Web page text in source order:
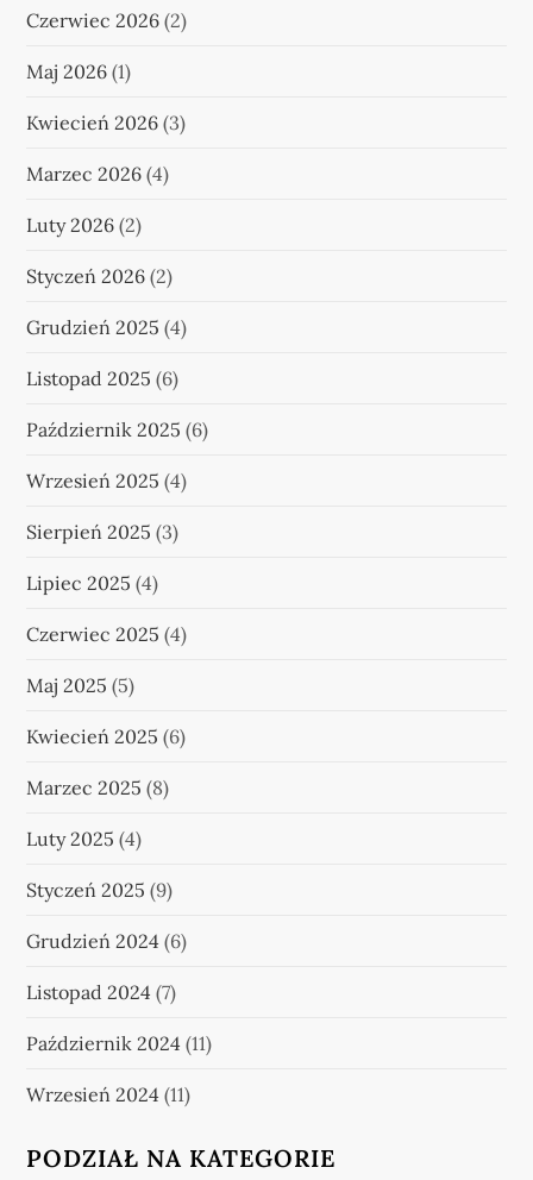
Czerwiec 2026 (2)
Maj 2026 (1)
Kwiecień 2026 (3)
Marzec 2026 (4)
Luty 2026 (2)
Styczeń 2026 (2)
Grudzień 2025 (4)
Listopad 2025 (6)
Październik 2025 (6)
Wrzesień 2025 (4)
Sierpień 2025 (3)
Lipiec 2025 (4)
Czerwiec 2025 (4)
Maj 2025 (5)
Kwiecień 2025 (6)
Marzec 2025 (8)
Luty 2025 (4)
Styczeń 2025 (9)
Grudzień 2024 (6)
Listopad 2024 (7)
Październik 2024 (11)
Wrzesień 2024 (11)
PODZIAŁ NA KATEGORIE